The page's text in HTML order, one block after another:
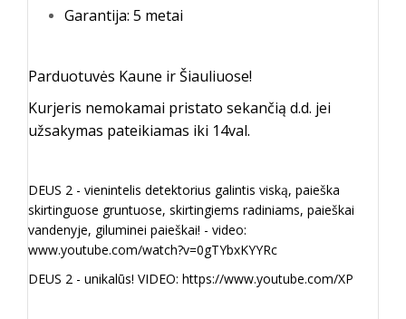
Garantija: 5 metai
Parduotuvės Kaune ir Šiauliuose!
Kurjeris nemokamai pristato sekančią d.d. jei
užsakymas pateikiamas iki 14val.
DEUS 2 - vienintelis detektorius galintis viską, paieška
skirtinguose gruntuose, skirtingiems radiniams, paieškai
vandenyje, giluminei paieškai! - video:
www.youtube.com/watch?v=0gTYbxKYYRc
DEUS 2 - unikalūs! VIDEO: https://www.youtube.com/XP